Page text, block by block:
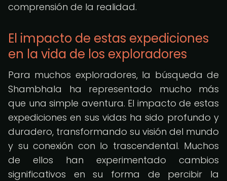
comprensión de la realidad.
El impacto de estas expediciones
en la vida de los exploradores
Para muchos exploradores, la búsqueda de
Shambhala ha representado mucho más
que una simple aventura. El impacto de estas
expediciones en sus vidas ha sido profundo y
duradero, transformando su visión del mundo
y su conexión con lo trascendental. Muchos
de ellos han experimentado cambios
significativos en su forma de percibir la